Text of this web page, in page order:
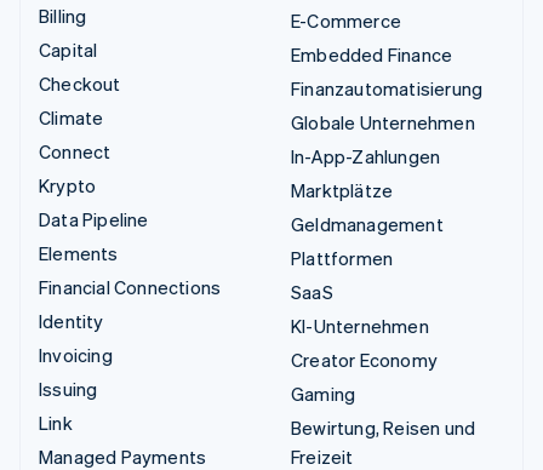
Billing
Capital
Checkout
Climate
Connect
Krypto
Data Pipeline
Elements
Financial Connections
Identity
Invoicing
Issuing
Link
Managed Payments
E-Commerce
Embedded Finance
Finanzautomatisierung
Globale Unternehmen
In-App-Zahlungen
Marktplätze
Geldmanagement
Plattformen
SaaS
KI-Unternehmen
Creator Economy
Gaming
Bewirtung, Reisen und
Freizeit